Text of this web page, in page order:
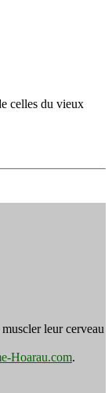
celles du vieux
leur cerveau
Hoarau.com.